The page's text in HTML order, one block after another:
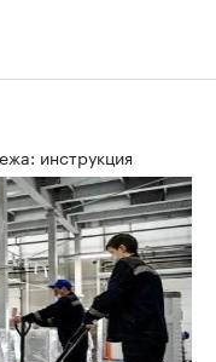
инструкция